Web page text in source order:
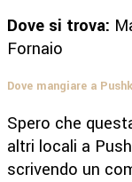
Dove si trova:
Fornaio
Dove mangiare a
Spero che
altri locali a
scrivendo un